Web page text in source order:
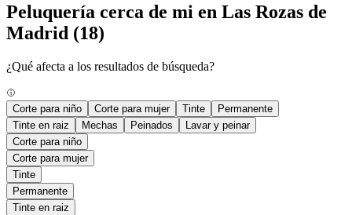
Peluquería cerca de mi en Las Rozas de
Madrid (18)
¿Qué afecta a los resultados de búsqueda?
Corte para niño Corte para mujer Tinte
Permanente
Tinte en raiz
Mechas Peinados
Lavar y peinar
Corte para niño
Corte para mujer
Tinte
Permanente
Tinte en raiz